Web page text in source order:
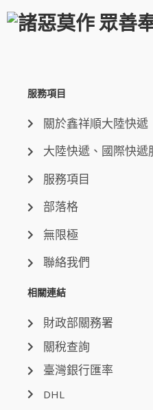
服務項目
關於鑫祥順大陸快遞
大陸快遞、國際快遞
服務項目
部落格
無限極
聯絡我們
相關連結
財政部關務署
關稅查詢
臺灣銀行匯率
DHL